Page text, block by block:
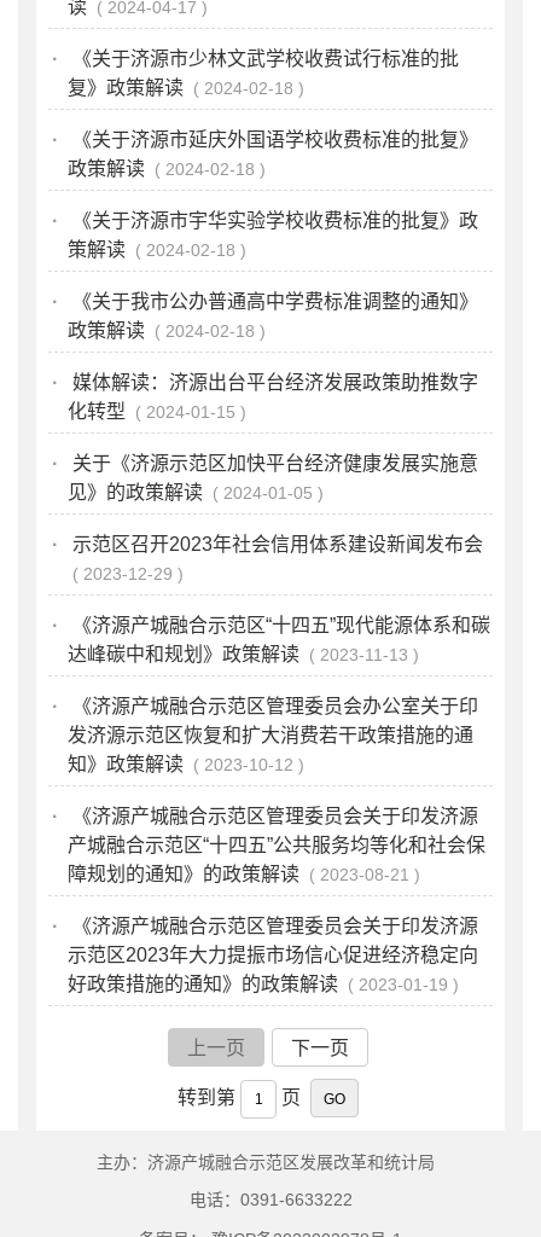
读
2024-04-17
·
《关于济源市少林文武学校收费试行标准的批
复》政策解读
2024-02-18
·
《关于济源市延庆外国语学校收费标准的批复》
政策解读
2024-02-18
·
《关于济源市宇华实验学校收费标准的批复》政
策解读
2024-02-18
·
《关于我市公办普通高中学费标准调整的通知》
政策解读
2024-02-18
·
媒体解读：济源出台平台经济发展政策助推数字
化转型
2024-01-15
·
关于《济源示范区加快平台经济健康发展实施意
见》的政策解读
2024-01-05
· 示范区召开2023年社会信用体系建设新闻发布会
2023-12-29
·
《济源产城融合示范区“十四五”现代能源体系和碳
达峰碳中和规划》政策解读
2023-11-13
·
《济源产城融合示范区管理委员会办公室关于印
发济源示范区恢复和扩大消费若干政策措施的通
知》政策解读
2023-10-12
·
《济源产城融合示范区管理委员会关于印发济源
产城融合示范区“十四五”公共服务均等化和社会保
障规划的通知》的政策解读
2023-08-21
·
《济源产城融合示范区管理委员会关于印发济源
示范区2023年大力提振市场信心促进经济稳定向
好政策措施的通知》的政策解读
2023-01-19
上一页 下一页
转到第 页
主办：济源产城融合示范区发展改革和统计局
电话：0391-6633222